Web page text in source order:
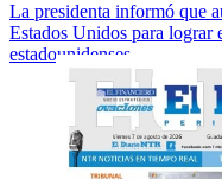
La presidenta informó que
Estados Unidos para lograr
estadounidenses